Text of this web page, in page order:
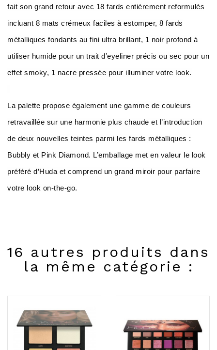
fait son grand retour avec 18 fards entièrement reformulés
incluant 8 mats crémeux faciles à estomper, 8 fards
métalliques fondants au fini ultra brillant, 1 noir profond à
utiliser humide pour un trait d’eyeliner précis ou sec pour un
effet smoky, 1 nacre pressée pour illuminer votre look.
La palette propose également une gamme de couleurs
retravaillée sur une harmonie plus chaude et l’introduction
de deux nouvelles teintes parmi les fards métalliques :
Bubbly et Pink Diamond. L’emballage met en valeur le look
préféré d’Huda et comprend un grand miroir pour parfaire
votre look on-the-go.
16 autres produits dans
la même catégorie :